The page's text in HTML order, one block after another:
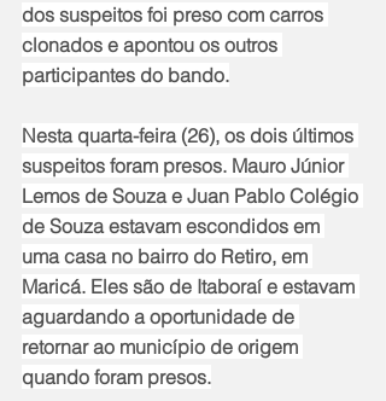
dos suspeitos foi preso com carros
clonados e apontou os outros
participantes do bando.
Nesta quarta-feira (26), os dois últimos
suspeitos foram presos. Mauro Júnior
Lemos de Souza e Juan Pablo Colégio
de Souza estavam escondidos em
uma casa no bairro do Retiro, em
Maricá. Eles são de Itaboraí e estavam
aguardando a oportunidade de
retornar ao município de origem
quando foram presos.